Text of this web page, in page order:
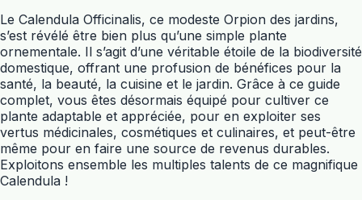
Le Calendula Officinalis, ce modeste Orpion des jardins,
s’est révélé être bien plus qu’une simple plante
ornementale. Il s’agit d’une véritable étoile de la biodiversité
domestique, offrant une profusion de bénéfices pour la
santé, la beauté, la cuisine et le jardin. Grâce à ce guide
complet, vous êtes désormais équipé pour cultiver ce
plante adaptable et appréciée, pour en exploiter ses
vertus médicinales, cosmétiques et culinaires, et peut-être
même pour en faire une source de revenus durables.
Exploitons ensemble les multiples talents de ce magnifique
Calendula !